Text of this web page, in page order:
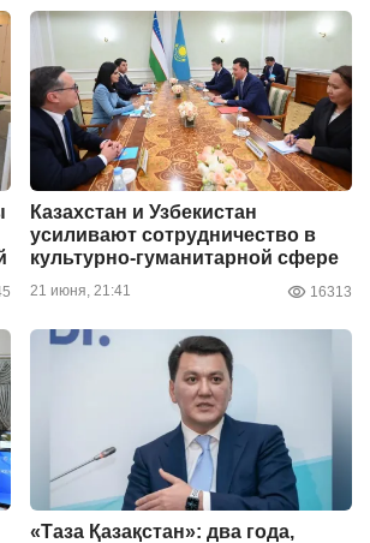
Казахстан и Узбекистан
усиливают сотрудничество в
культурно-гуманитарной сфере
21 июня, 21:41 16313
«Таза Қазақстан»: два года,